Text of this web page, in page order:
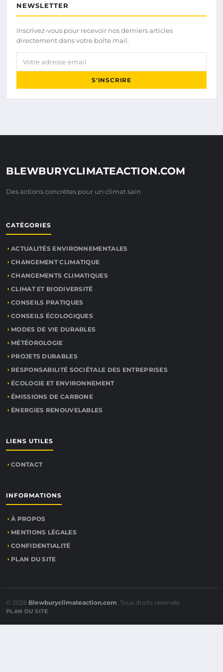
NEWSLETTER
Inscrivez-vous pour recevoir nos derniers articles
directement dans votre boîte mail.
Votre adresse email
S'INSCRIRE
BLEWBURYCLIMATEACTION.COM
Des actions concrètes pour un climat sain
CATÉGORIES
ACTUALITÉS ENVIRONNEMENTALES
CHANGEMENT CLIMATIQUE
CHANGEMENTS CLIMATIQUES
CLIMAT ET BIODIVERSITÉ
CONSEILS PRATIQUES
CONSEILS ÉCOLOGIQUES
MODES DE VIE DURABLES
MÉTÉOROLOGIE
PROJETS DURABLES
RESPONSABILITÉ SOCIÉTALE DES ENTREPRISES
ÉCOLOGIE ET ENVIRONNEMENT
ÉMISSIONS DE CARBONE
ÉNERGIES RENOUVELABLES
LIENS UTILES
CONTACT
INFORMATIONS
À PROPOS
MENTIONS LÉGALES
CONFIDENTIALITÉ
PLAN DU SITE
© 2026 Blewburyclimateaction.com. Tous droits réservés.
PLAN DU SITE